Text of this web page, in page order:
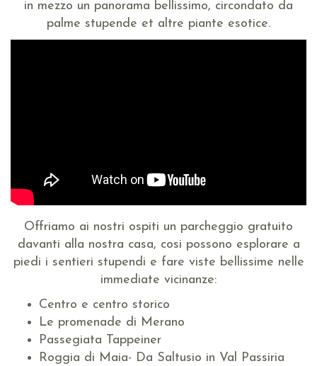
in mezzo un panorama bellissimo, circondato da
palme stupende et altre piante esotice.
Offriamo ai nostri ospiti un parcheggio gratuito
davanti alla nostra casa, cosi possono esplorare a
piedi i sentieri stupendi e fare viste bellissime nelle
immediate vicinanze:
Centro e centro storico
Le promenade di Merano
Passegiata Tappeiner
Roggia di Maia- Da Saltusio in Val Passiria